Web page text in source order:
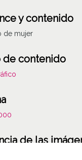
y contenido
de mujer
de contenido
de las